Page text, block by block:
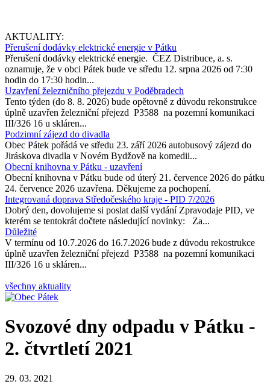
AKTUALITY:
Přerušení dodávky elektrické energie v Pátku
Přerušení dodávky elektrické energie. ČEZ Distribuce, a. s.
oznamuje, že v obci Pátek bude ve středu 12. srpna 2026 od 7:30
hodin do 17:30 hodin...
Uzavření železničního přejezdu v Poděbradech
Tento týden (do 8. 8. 2026) bude opětovně z důvodu rekonstrukce
úplně uzavřen železniční přejezd P3588 na pozemní komunikaci
III/326 16 u skláren...
Podzimní zájezd do divadla
Obec Pátek pořádá ve středu 23. září 2026 autobusový zájezd do
Jiráskova divadla v Novém Bydžově na komedii...
Obecní knihovna v Pátku - uzavření
Obecní knihovna v Pátku bude od úterý 21. července 2026 do pátku
24. července 2026 uzavřena. Děkujeme za pochopení.
Integrovaná doprava Středočeského kraje - PID 7/2026
Dobrý den, dovolujeme si poslat další vydání Zpravodaje PID, ve
kterém se tentokrát dočtete následující novinky: Za...
Důležité
V termínu od 10.7.2026 do 16.7.2026 bude z důvodu rekostrukce
úplně uzavřen železniční přejezd P3588 na pozemní komunikaci
III/326 16 u skláren...
všechny aktuality
Svozové dny odpadu v Pátku -
2. čtvrtletí 2021
29. 03. 2021